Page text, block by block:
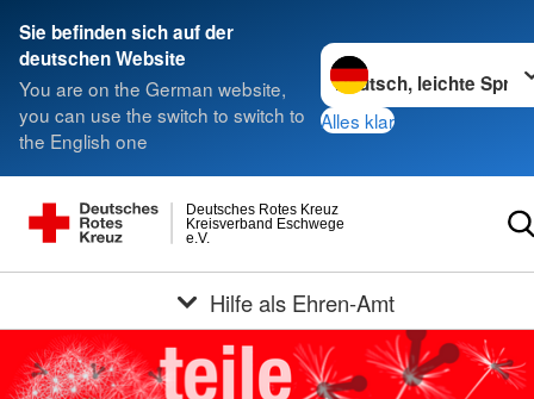
Sie befinden sich auf der
deutschen Website
You are on the German website,
you can use the switch to switch to
the English one
Sprache wechseln zu
Alles klar
e.V.
Kreisverband Eschwege
Deutsches Rotes Kreuz
Hilfe als Ehren-Amt